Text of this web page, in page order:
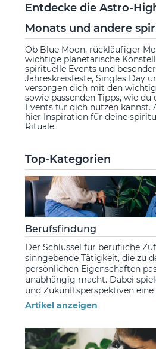
Entdecke die Astro-
Monats und andere
Ob Blue Moon, rückläufiger
wichtige planetarische
spirituelle Events und
Jahreskreisfeste, Singles Day
versorgen dich mit den
sowie passenden Tipps, wie du
Events für dich nutzen kannst.
hier Inspiration für deine
Rituale.
Top-Kategorien
Berufsfindung
Der Schlüssel für berufliche
sinngebende Tätigkeit, die zu
persönlichen Eigenschaften
unabhängig macht. Dabei
und Zukunftsperspektiven eine
Artikel anzeigen